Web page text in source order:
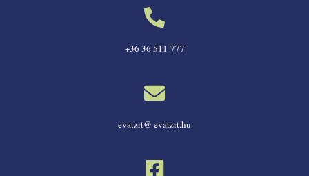
+36 36 511-777
evatzrt@ evatzrt.hu